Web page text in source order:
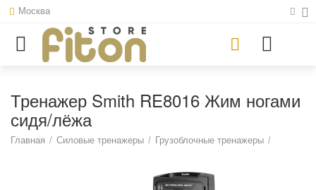
Москва
Тренажер Smith RE8016 Жим ногами
сидя/лёжа
Главная / Силовые тренажеры / Грузоблочные тренажеры /